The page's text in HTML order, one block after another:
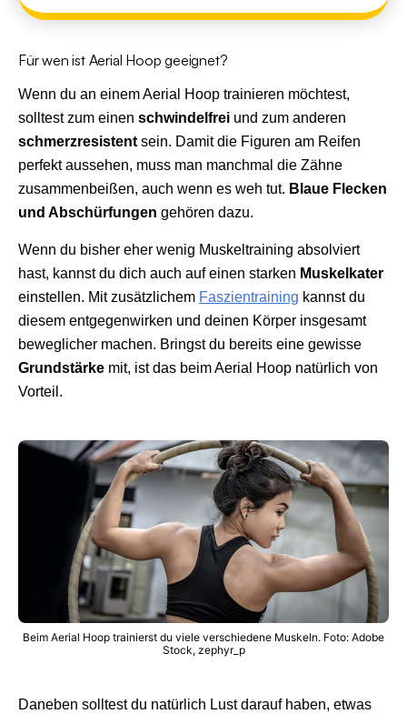
Für wen ist Aerial Hoop geeignet?
Wenn du an einem Aerial Hoop trainieren möchtest,
solltest zum einen schwindelfrei und zum anderen
schmerzresistent sein. Damit die Figuren am Reifen
perfekt aussehen, muss man manchmal die Zähne
zusammenbeißen, auch wenn es weh tut. Blaue Flecken
und Abschürfungen gehören dazu.
Wenn du bisher eher wenig Muskeltraining absolviert
hast, kannst du dich auch auf einen starken Muskelkater
einstellen. Mit zusätzlichem Faszientraining kannst du
diesem entgegenwirken und deinen Körper insgesamt
beweglicher machen. Bringst du bereits eine gewisse
Grundstärke mit, ist das beim Aerial Hoop natürlich von
Vorteil.
Beim Aerial Hoop trainierst du viele verschiedene Muskeln. Foto: Adobe
Stock, zephyr_p
Daneben solltest du natürlich Lust darauf haben, etwas